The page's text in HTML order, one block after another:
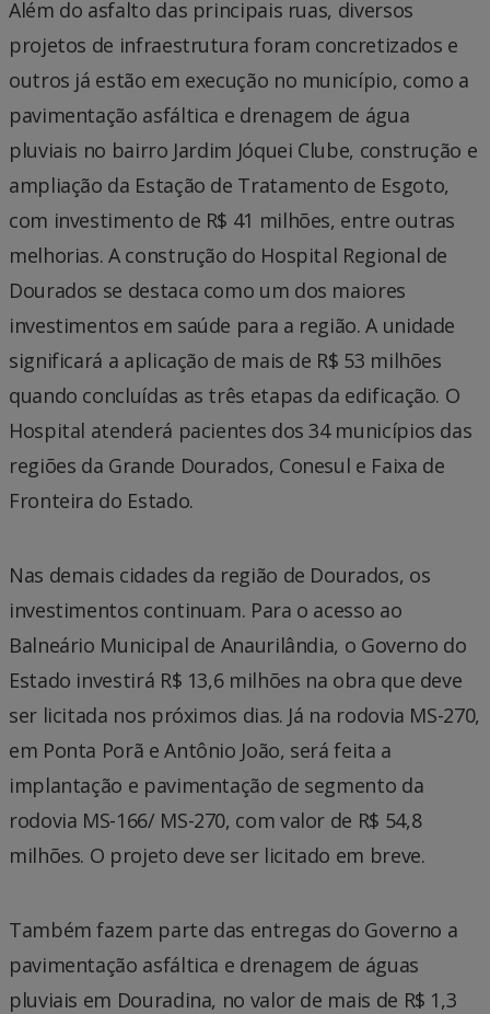
Além do asfalto das principais ruas, diversos
projetos de infraestrutura foram concretizados e
outros já estão em execução no município, como a
pavimentação asfáltica e drenagem de água
pluviais no bairro Jardim Jóquei Clube, construção e
ampliação da Estação de Tratamento de Esgoto,
com investimento de R$ 41 milhões, entre outras
melhorias. A construção do Hospital Regional de
Dourados se destaca como um dos maiores
investimentos em saúde para a região. A unidade
significará a aplicação de mais de R$ 53 milhões
quando concluídas as três etapas da edificação. O
Hospital atenderá pacientes dos 34 municípios das
regiões da Grande Dourados, Conesul e Faixa de
Fronteira do Estado.
Nas demais cidades da região de Dourados, os
investimentos continuam. Para o acesso ao
Balneário Municipal de Anaurilândia, o Governo do
Estado investirá R$ 13,6 milhões na obra que deve
ser licitada nos próximos dias. Já na rodovia MS-270,
em Ponta Porã e Antônio João, será feita a
implantação e pavimentação de segmento da
rodovia MS-166/ MS-270, com valor de R$ 54,8
milhões. O projeto deve ser licitado em breve.
Também fazem parte das entregas do Governo a
pavimentação asfáltica e drenagem de águas
pluviais em Douradina, no valor de mais de R$ 1,3